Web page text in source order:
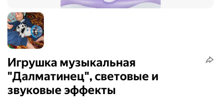
Игрушка музыкальная
"Далматинец", световые и
звуковые эффекты